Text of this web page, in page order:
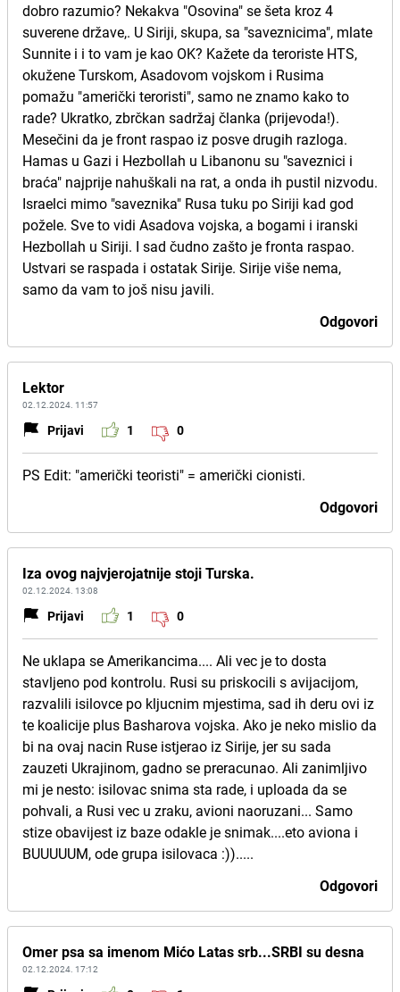
dobro razumio? Nekakva "Osovina" se šeta kroz 4
suverene države,. U Siriji, skupa, sa "saveznicima", mlate
Sunnite i i to vam je kao OK? Kažete da teroriste HTS,
okužene Turskom, Asadovom vojskom i Rusima
pomažu "američki teroristi", samo ne znamo kako to
rade? Ukratko, zbrčkan sadržaj članka (prijevoda!).
Mesečini da je front raspao iz posve drugih razloga.
Hamas u Gazi i Hezbollah u Libanonu su "saveznici i
braća" najprije nahuškali na rat, a onda ih pustil nizvodu.
Israelci mimo "saveznika" Rusa tuku po Siriji kad god
požele. Sve to vidi Asadova vojska, a bogami i iranski
Hezbollah u Siriji. I sad čudno zašto je fronta raspao.
Ustvari se raspada i ostatak Sirije. Sirije više nema,
samo da vam to još nisu javili.
Odgovori
Lektor
02.12.2024. 11:57
Prijavi 1 0
PS Edit: "američki teoristi" = američki cionisti.
Odgovori
Iza ovog najvjerojatnije stoji Turska.
02.12.2024. 13:08
Prijavi 1 0
Ne uklapa se Amerikancima.... Ali vec je to dosta
stavljeno pod kontrolu. Rusi su priskocili s avijacijom,
razvalili isilovce po kljucnim mjestima, sad ih deru ovi iz
te koalicije plus Basharova vojska. Ako je neko mislio da
bi na ovaj nacin Ruse istjerao iz Sirije, jer su sada
zauzeti Ukrajinom, gadno se preracunao. Ali zanimljivo
mi je nesto: isilovac snima sta rade, i uploada da se
pohvali, a Rusi vec u zraku, avioni naoruzani... Samo
stize obavijest iz baze odakle je snimak....eto aviona i
BUUUUUM, ode grupa isilovaca :)).....
Odgovori
Omer psa sa imenom Mićo Latas srb...SRBI su desna
02.12.2024. 17:12